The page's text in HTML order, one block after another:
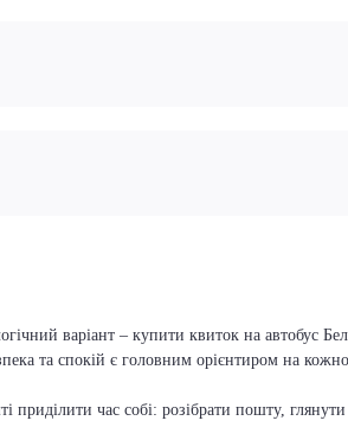
варіант – купити квиток на автобус
та спокій є головним орієнтиром на
час собі: розібрати пошту,